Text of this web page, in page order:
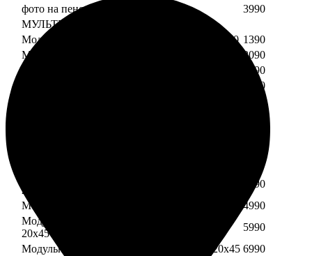
фото на пенокартоне 50х70
3990
МУЛЬТИПЕНОКАРТОН
Модульный пенокартон из двух частей 20х20 1390
Модульный пенокартон из трех частей 20х20
2090
1590
2390
2990
20х45
3990
Модульный пенокартон из пяти частей 20х45
4990
Модульный пенокартон из шести частей
20х45
5990
Модульный пенокартон из семи частей 20х45 6990